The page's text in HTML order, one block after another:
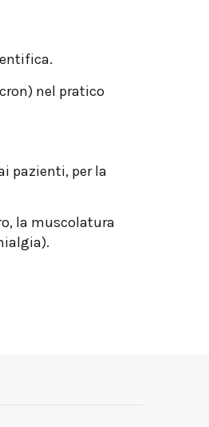
nel pratico
pazienti, per la
la muscolatura